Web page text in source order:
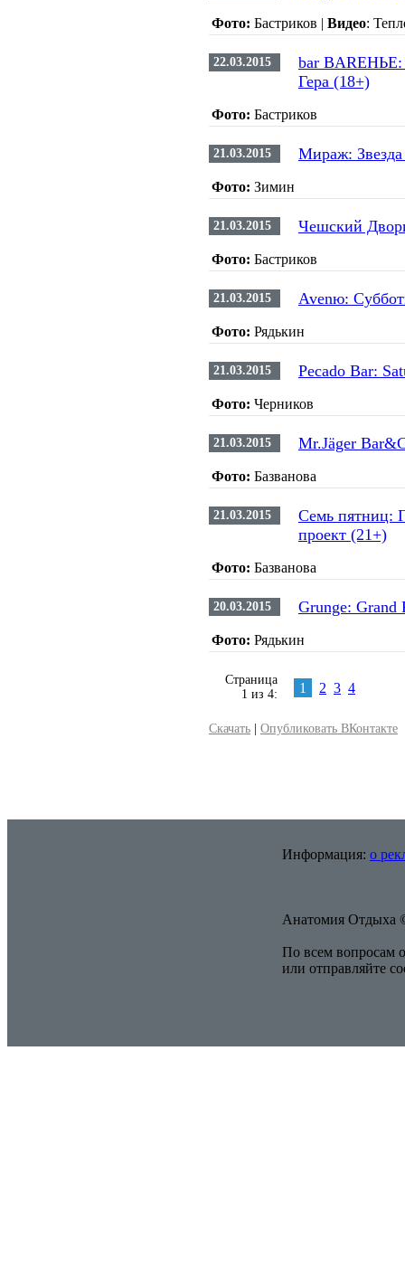
Фото: Бастриков | Видео:
22.03.2015
bar
Гера (18+)
Фото: Бастриков
21.03.2015 Мираж:
Фото: Зимин
21.03.2015 Чешский
Фото: Бастриков
21.03.2015 Avenю:
Фото: Рядькин
21.03.2015 Pecado Bar:
Фото: Черников
21.03.2015 Mr.Jäger
Фото: Базванова
21.03.2015
Семь пятниц:
проект (21+)
Фото: Базванова
20.03.2015 Grunge: Grand
Фото: Рядькин
Страница
1 из 4:
1 2 3 4
Скачать Опубликовать ВКонтакте
Информация: о
Анатомия Отдыха
По всем вопросам
или отправляйте